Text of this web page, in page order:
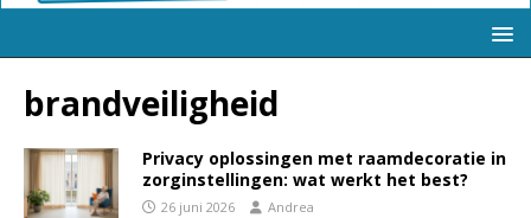
brandveiligheid
Privacy oplossingen met raamdecoratie in
zorginstellingen: wat werkt het best?
26 juni 2026 Andrea